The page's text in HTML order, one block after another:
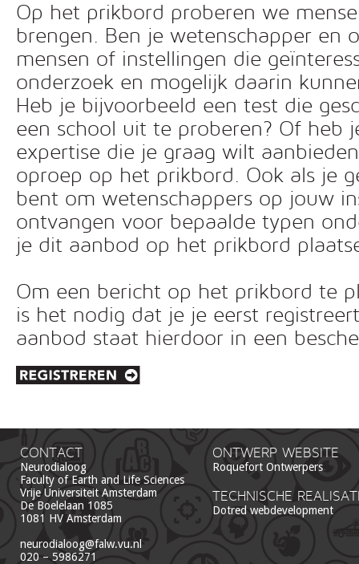
Op het prikbord proberen we
brengen. Ben je wetenschapper en
mensen of instellingen die
onderzoek en mogelijk daarin
Heb je bijvoorbeeld een test die
een school uit te proberen? Of heb
expertise die je graag wilt
oproep op het prikbord. Ook als je
bent om wetenschappers op jouw
ontvangen voor bepaalde typen
je dit aanbod op het prikbord
Om een bericht op het prikbord te
is het nodig dat je je eerst
aanbod staat hierdoor in een
CONTACT
Neurodialoog
Faculty of Earth and Life Sciences
Vrije Universiteit Amsterdam
De Boelelaan 1085
1081 HV Amsterdam
neurodialoog@falw.vu.nl
020 – 5986271
ONTWERP WEBSITE
Roquefort Ontwerpers
TECHNISCHE
Dotred webdevelopment